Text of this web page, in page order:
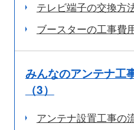
テレビ端子の交換方
ブースターの工事費
みんなのアンテナ工
（3）
アンテナ設置工事の